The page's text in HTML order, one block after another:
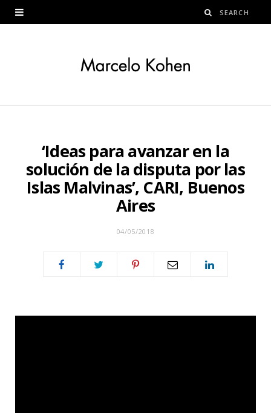
‘Ideas para avanzar en la
solución de la disputa por las
Islas Malvinas’, CARI, Buenos
Aires
04/05/2018